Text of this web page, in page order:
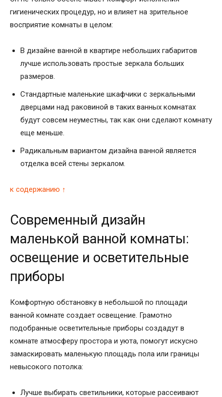
гигиенических процедур, но и влияет на зрительное
восприятие комнаты в целом:
В дизайне ванной в квартире небольших габаритов
лучше использовать простые зеркала больших
размеров.
Стандартные маленькие шкафчики с зеркальными
дверцами над раковиной в таких ванных комнатах
будут совсем неуместны, так как они сделают комнату
еще меньше.
Радикальным вариантом дизайна ванной является
отделка всей стены зеркалом.
к содержанию ↑
Современный дизайн
маленькой ванной комнаты:
освещение и осветительные
приборы
Комфортную обстановку в небольшой по площади
ванной комнате создает освещение. Грамотно
подобранные осветительные приборы создадут в
комнате атмосферу простора и уюта, помогут искусно
замаскировать маленькую площадь пола или границы
невысокого потолка:
Лучше выбирать светильники, которые рассеивают